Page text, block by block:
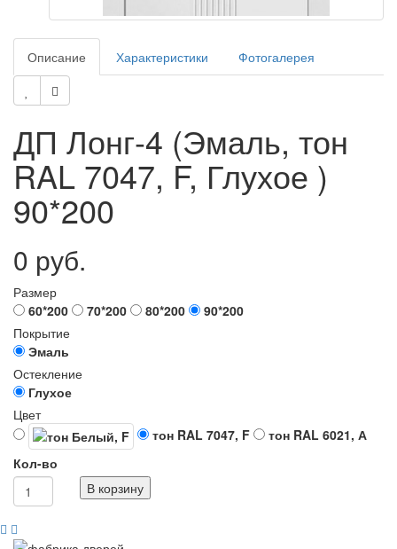
Описание Характеристики Фотогалерея
ДП Лонг-4 (Эмаль, тон
RAL 7047, F, Глухое )
90*200
0 руб.
Размер
60*200
70*200 80*200
90*200
Покрытие
Эмаль
Остекление
Глухое
Цвет
тон RAL 7047, F
тон RAL 6021, А
Кол-во
В корзину